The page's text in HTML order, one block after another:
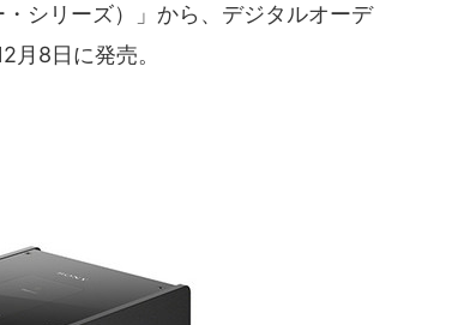
シリーズ）」から、デジタルオーデ
月8日に発売。